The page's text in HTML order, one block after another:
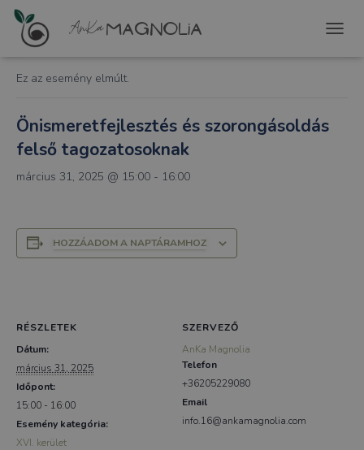
« Összes Események
Ez az esemény elmúlt.
Önismeretfejlesztés és szorongásoldás
felső tagozatosoknak
március 31, 2025 @ 15:00 - 16:00
HOZZÁADOM A NAPTÁRAMHOZ
RÉSZLETEK
Dátum:
március 31, 2025
Időpont:
15:00 - 16:00
Esemény kategória:
XVI. kerület
SZERVEZŐ
AnKa Magnolia
Telefon
+36205229080
Email
info.16@ankamagnolia.com